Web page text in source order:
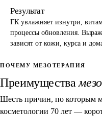
Результат
ГК увлажняет изнутри,
процессы обновления.
зависят от кожи, курса и
ПОЧЕМУ МЕЗОТЕРАПИЯ
Преимущества
Шесть причин, по которым
косметологии 70 лет —